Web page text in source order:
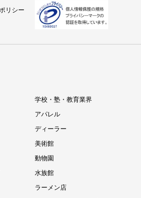
リシー
学校・塾・教育業界
アパレル
ディーラー
美術館
動物園
水族館
ラーメン店